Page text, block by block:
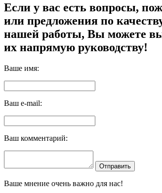
Если у вас есть вопросы,
или предложения по
нашей работы, Вы можете
их напрямую руководству!
Ваше имя:
Ваш e-mail:
Ваш комментарий:
Отправить
Ваше мнение очень важно для нас!